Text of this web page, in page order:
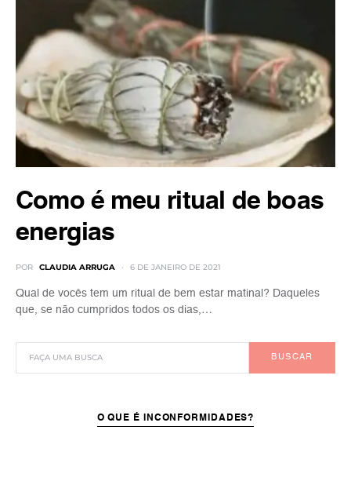
Como é meu ritual de boas
energias
POR CLAUDIA ARRUGA 6 DE JANEIRO DE 2021
Qual de vocês tem um ritual de bem estar matinal? Daqueles
que, se não cumpridos todos os dias,…
BUSCAR
O QUE É INCONFORMIDADES?